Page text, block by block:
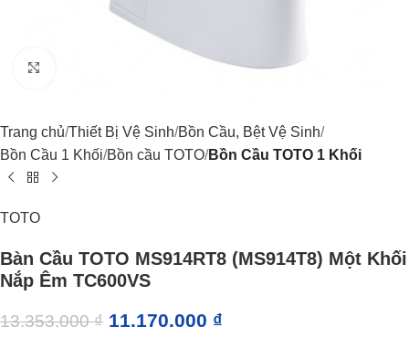
Trang chủ Thiết Bị Vệ Sinh Bồn Cầu, Bệt Vệ Sinh
Bồn Cầu 1 Khối Bồn cầu TOTO Bồn Cầu TOTO 1 Khối
TOTO
Bàn Cầu TOTO MS914RT8 (MS914T8) Một Khối
Nắp Êm TC600VS
13.353.000₫ 11.170.000 ₫